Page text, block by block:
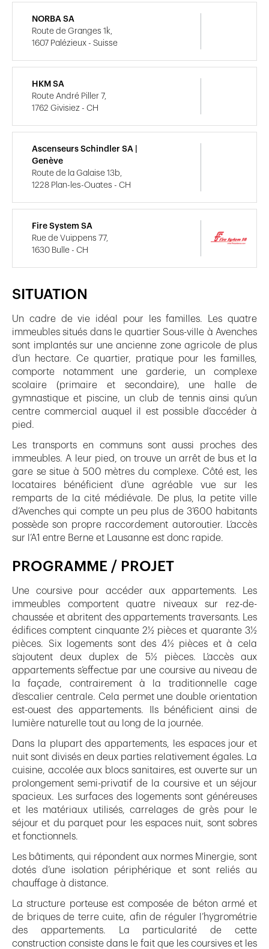
SITUATION
Un cadre de vie idéal pour les familles. Les quatre
immeubles situés dans le quartier Sous-ville à Avenches
sont implantés sur une ancienne zone agricole de plus
d’un hectare. Ce quartier, pratique pour les familles,
comporte notamment une garderie, un complexe
scolaire (primaire et secondaire), une halle de
gymnastique et piscine, un club de tennis ainsi qu’un
centre commercial auquel il est possible d’accéder à
pied.
Les transports en communs sont aussi proches des
immeubles. A leur pied, on trouve un arrêt de bus et la
gare se situe à 500 mètres du complexe. Côté est, les
locataires bénéficient d’une agréable vue sur les
remparts de la cité médiévale. De plus, la petite ville
d’Avenches qui compte un peu plus de 3’600 habitants
possède son propre raccordement autoroutier. L’accès
sur l’A1 entre Berne et Lausanne est donc rapide.
PROGRAMME / PROJET
Une coursive pour accéder aux appartements. Les
immeubles comportent quatre niveaux sur rez-de-
chaussée et abritent des appartements traversants. Les
édifices comptent cinquante 2½ pièces et quarante 3½
pièces. Six logements sont des 4½ pièces et à cela
s’ajoutent deux duplex de 5½ pièces. L’accès aux
appartements s’effectue par une coursive au niveau de
la façade, contrairement à la traditionnelle cage
d’escalier centrale. Cela permet une double orientation
est-ouest des appartements. Ils bénéficient ainsi de
lumière naturelle tout au long de la journée.
Dans la plupart des appartements, les espaces jour et
nuit sont divisés en deux parties relativement égales. La
cuisine, accolée aux blocs sanitaires, est ouverte sur un
prolongement semi-privatif de la coursive et un séjour
spacieux. Les surfaces des logements sont généreuses
et les matériaux utilisés, carrelages de grès pour le
séjour et du parquet pour les espaces nuit, sont sobres
et fonctionnels.
Les bâtiments, qui répondent aux normes Minergie, sont
dotés d’une isolation périphérique et sont reliés au
chauffage à distance.
La structure porteuse est composée de béton armé et
de briques de terre cuite, afin de réguler l’hygrométrie
des appartements. La particularité de cette
construction consiste dans le fait que les coursives et les
NORBA SA
Route de Granges 1k,
1607 Palézieux - Suisse
HKM SA
Route André Piller 7,
1762 Givisiez - CH
Ascenseurs Schindler SA |
Genève
Route de la Galaise 13b,
1228 Plan-les-Ouates - CH
Fire System SA
Rue de Vuippens 77,
1630 Bulle - CH